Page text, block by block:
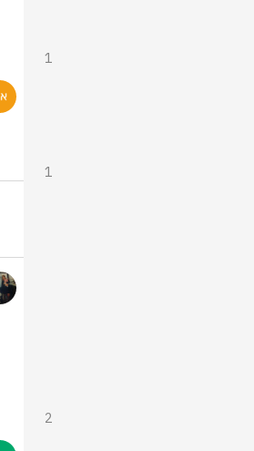
1
1
2